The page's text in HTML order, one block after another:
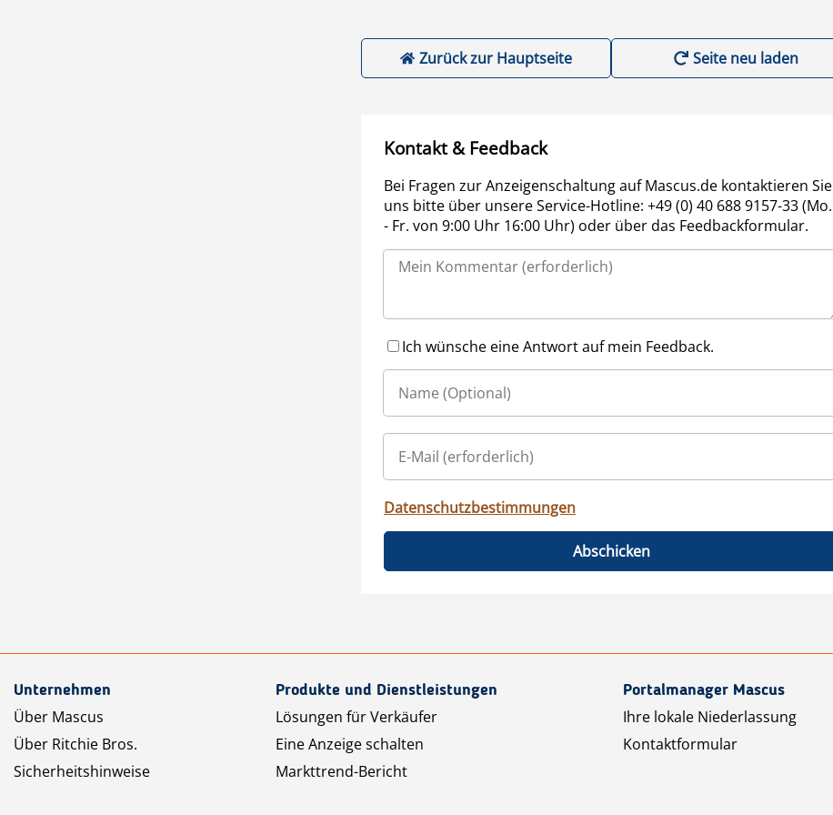
Zurück zur Hauptseite Seite neu laden
Kontakt & Feedback
Bei Fragen zur Anzeigenschaltung auf Mascus.de kontaktieren Sie
uns bitte über unsere Service-Hotline: +49 (0) 40 688 9157-33 (Mo.
- Fr. von 9:00 Uhr 16:00 Uhr) oder über das Feedbackformular.
Ich wünsche eine Antwort auf mein Feedback.
Datenschutzbestimmungen
Abschicken
Unternehmen
Über Mascus
Über Ritchie Bros.
Sicherheitshinweise
Produkte und Dienstleistungen
Lösungen für Verkäufer
Eine Anzeige schalten
Markttrend-Bericht
Portalmanager Mascus
Ihre lokale Niederlassung
Kontaktformular